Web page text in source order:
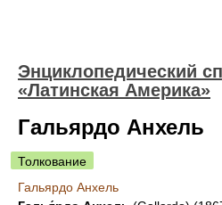
Энциклопедический
«Латинская Америка»
Гальярдо Анхель
Толкование
Гальярдо Анхель